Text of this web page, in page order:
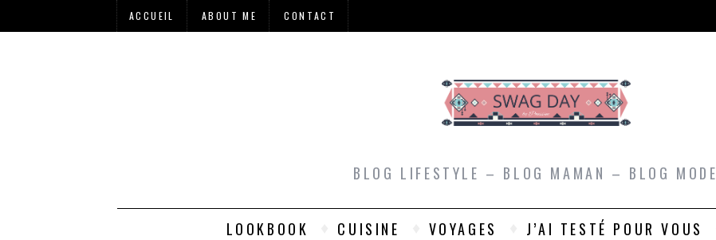
ACCUEIL ABOUT ME CONTACT
BLOG LIFESTYLE – BLOG MAMAN – BLOG MODE
LOOKBOOK CUISINE VOYAGES J’AI TESTÉ POUR VOUS